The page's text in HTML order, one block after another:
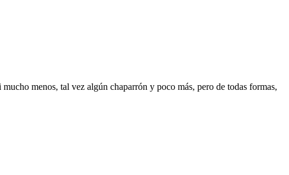
menos, tal vez algún chaparrón y poco más, pero de todas formas,